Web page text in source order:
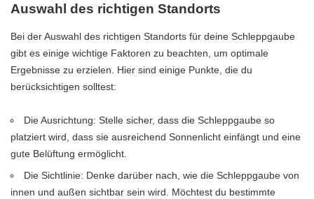
Auswahl des richtigen Standorts
Bei der Auswahl des richtigen Standorts für deine Schleppgaube
gibt es einige wichtige Faktoren zu beachten, um optimale
Ergebnisse zu erzielen. Hier sind einige Punkte, die du
berücksichtigen solltest:
Die Ausrichtung: Stelle sicher, dass die Schleppgaube so
platziert wird, dass sie ausreichend Sonnenlicht einfängt und eine
gute Belüftung ermöglicht.
Die Sichtlinie: Denke darüber nach, wie die Schleppgaube von
innen und außen sichtbar sein wird. Möchtest du bestimmte